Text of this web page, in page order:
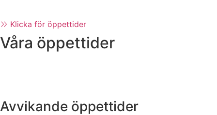
innehåll
Klicka för öppettider
Våra öppettider
Avvikande öppettider